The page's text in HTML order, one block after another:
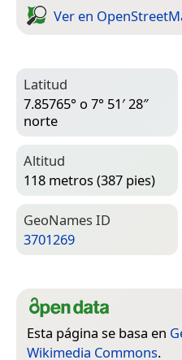
Ver en
Latitud
7.85765° o 7° 51′ 28″
norte
Altitud
118 metros (387 pies)
Geo­Names ID
3701269
Esta página se basa en
Wikimedia Commons.